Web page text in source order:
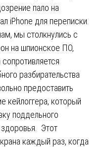
пало на
iPhone для переписки.
мы столкнулись с
на шпионское ПО,
разбирательства
предоставить
кейлоггера, который
поддельного
Этот
каждый раз, когда